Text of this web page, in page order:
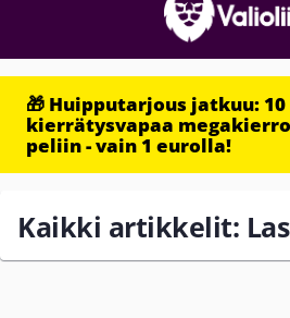
🎁 Huipputarjous jatkuu:
kierrätysvapaa
peliin - vain 1 eurolla!
Kaikki artikkelit: